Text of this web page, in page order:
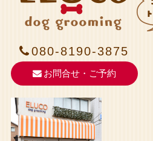
080-8190-3875
お問合せ・ご予約